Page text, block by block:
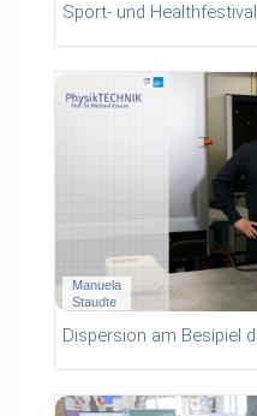
Sport- und Healthfestival
01:39 duration
Manuela
Staudte
04:28 duration